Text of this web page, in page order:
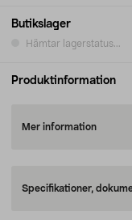
Butikslager
Hämtar lagerstatus...
Produktinformation
Mer information
Specifikationer,